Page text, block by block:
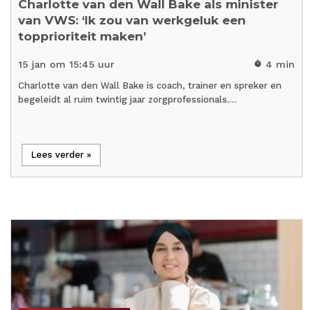
Charlotte van den Wall Bake als minister
van VWS: ‘Ik zou van werkgeluk een
topprioriteit maken’
15 jan om 15:45 uur timer 4 min
Charlotte van den Wall Bake is coach, trainer en spreker en
begeleidt al ruim twintig jaar zorgprofessionals.…
Lees verder »